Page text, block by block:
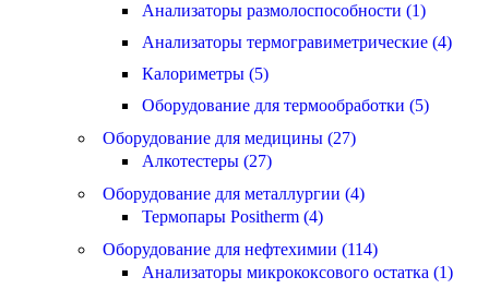
Анализаторы размолоспособности (1)
Анализаторы термогравиметрические (4)
Калориметры (5)
Оборудование для термообработки (5)
Оборудование для медицины (27)
Алкотестеры (27)
Оборудование для металлургии (4)
Термопары Positherm (4)
Оборудование для нефтехимии (114)
Анализаторы микрококсового остатка (1)